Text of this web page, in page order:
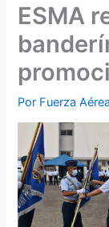
ESMA
Por Fuerza